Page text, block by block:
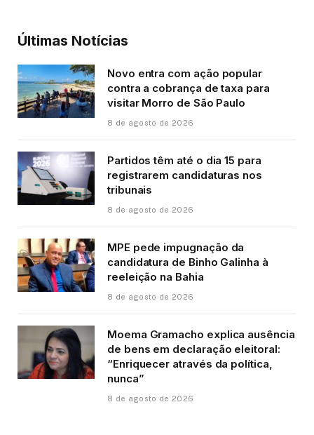
Últimas Notícias
Novo entra com ação popular
contra a cobrança de taxa para
visitar Morro de São Paulo
8 de agosto de 2026
Partidos têm até o dia 15 para
registrarem candidaturas nos
tribunais
8 de agosto de 2026
MPE pede impugnação da
candidatura de Binho Galinha à
reeleição na Bahia
8 de agosto de 2026
Moema Gramacho explica ausência
de bens em declaração eleitoral:
“Enriquecer através da política,
nunca”
8 de agosto de 2026